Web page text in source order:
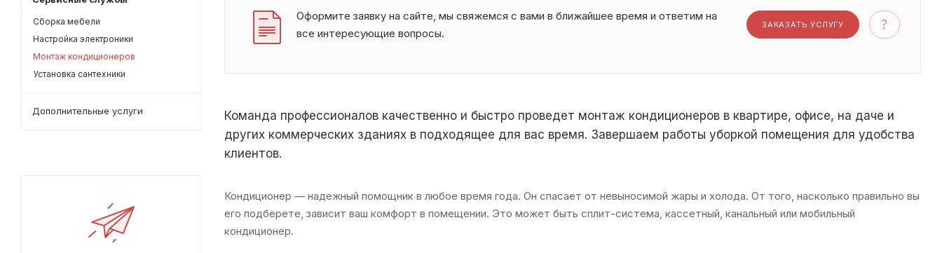
Оформите заявку на сайте, мы свяжемся с вами в ближайшее время и ответим на
все интересующие вопросы.
ЗАКАЗАТЬ УСЛУГУ
Команда профессионалов качественно и быстро проведет монтаж кондиционеров в квартире, офисе, на даче и
других коммерческих зданиях в подходящее для вас время. Завершаем работы уборкой помещения для удобства
клиентов.
Кондиционер — надежный помощник в любое время года. Он спасает от невыносимой жары и холода. От того, насколько правильно вы
его подберете, зависит ваш комфорт в помещении. Это может быть сплит-система, кассетный, канальный или мобильный
кондиционер.
Сборка мебели
Настройка электроники
Монтаж кондиционеров
Установка сантехники
Дополнительные услуги